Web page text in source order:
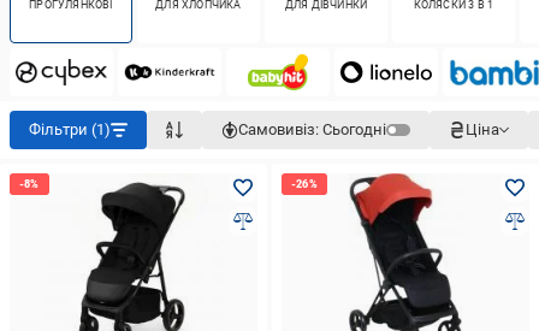
ПРОГУЛЯНКОВІ ДЛЯ ХЛОПЧИКА ДЛЯ ДІВЧИНКИ КОЛЯСКИ 3 В 1
Фільтри (1) Самовивіз: Сьогодні Ціна